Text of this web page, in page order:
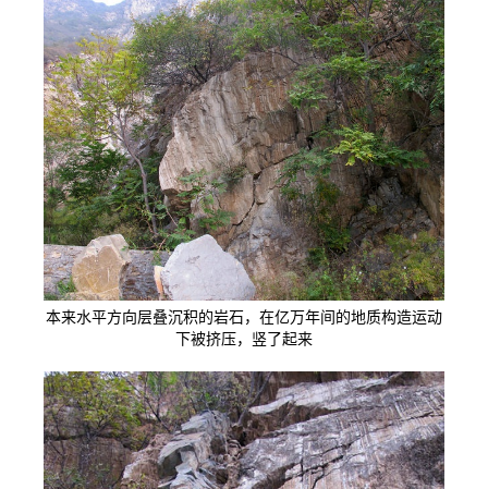
本来水平方向层叠沉积的岩石，在亿万年间的地质构造运动
下被挤压，竖了起来